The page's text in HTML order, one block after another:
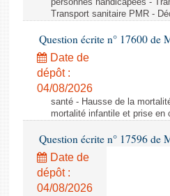
personnes handicapées -
Transport sanitaire PMR -
Question écrite n° 17600 de
Date de
dépôt :
04/08/2026
santé - Hausse de la
mortalité infantile et prise en
Question écrite n° 17596 de
Date de
dépôt :
04/08/2026